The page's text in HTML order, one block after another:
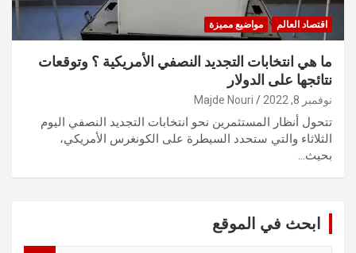
اقتصاد العالم مواضيع مميزة
ما هي انتخابات التجديد النصفي الأمريكية ؟ وتوقعات
نتائجها على الدولار
نوفمبر 8, 2022 Majde Nouri
تتحول أنظار المستثمرين نحو انتخابات التجديد النصفي اليوم
الثلاثاء والتي ستحدد السيطرة على الكونغرس الأمريكي،
بحيث…
ابحث في الموقع